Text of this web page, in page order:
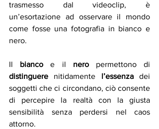
trasmesso dal videoclip, è
un’esortazione ad osservare il mondo
come fosse una fotografia in bianco e
nero.
Il bianco e il nero
distinguere nitidamente l’essenza dei
soggetti che ci circondano, ciò consente
di percepire la realtà con la giusta
sensibilità senza perdersi nel caos
attorno.